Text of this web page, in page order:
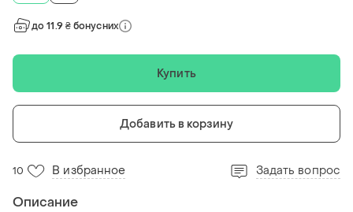
до 11.9 ₴ бонусних
Купить
Добавить в корзину
10 В избранное Задать вопрос
Описание